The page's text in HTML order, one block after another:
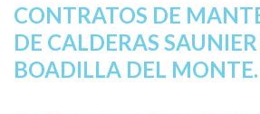
CONTRATOS DE
DE CALDERAS
BOADILLA DEL MONTE.